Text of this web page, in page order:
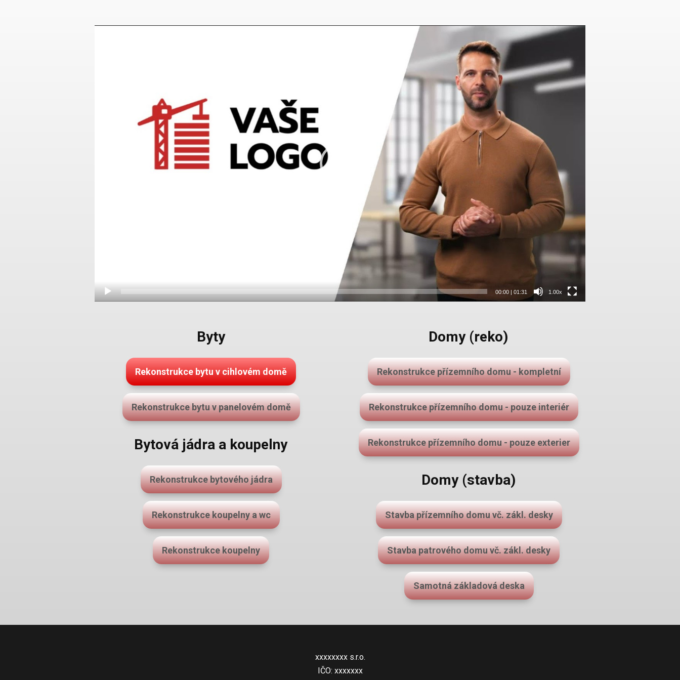
00:00 | 01:31 1.00x
Byty
Rekonstrukce bytu v cihlovém domě
Rekonstrukce bytu v panelovém domě
Bytová jádra a koupelny
Rekonstrukce bytového jádra
Rekonstrukce koupelny a wc
Rekonstrukce koupelny
Domy (reko)
Rekonstrukce přízemního domu - kompletní
Rekonstrukce přízemního domu - pouze interiér
Rekonstrukce přízemního domu - pouze exterier
Domy (stavba)
Stavba přízemního domu vč. zákl. desky
Stavba patrového domu vč. zákl. desky
Samotná základová deska
xxxxxxxx s.r.o.
IČO: xxxxxxx